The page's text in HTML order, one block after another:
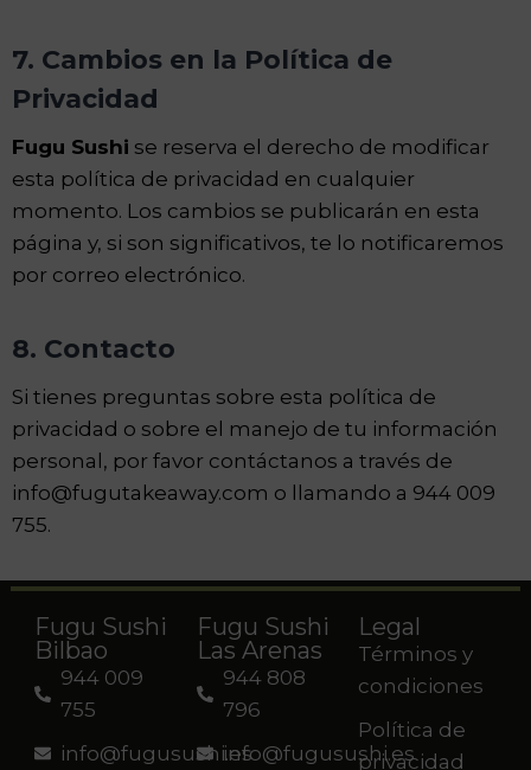
7. Cambios en la Política de
Privacidad
Fugu Sushi se reserva el derecho de modificar
esta política de privacidad en cualquier
momento. Los cambios se publicarán en esta
página y, si son significativos, te lo notificaremos
por correo electrónico.
8. Contacto
Si tienes preguntas sobre esta política de
privacidad o sobre el manejo de tu información
personal, por favor contáctanos a través de
info@fugutakeaway.com o llamando a 944 009
755.
Fugu Sushi
Bilbao
944 009
755
info@fugusushi.es
Fugu Sushi
Las Arenas
944 808
796
info@fugusushi.es
Legal
Términos y
condiciones
Política de
privacidad